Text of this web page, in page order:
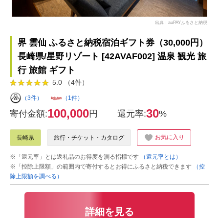
出典：auPAYふるさと納税
界 雲仙 ふるさと納税宿泊ギフト券（30,000円）
長崎県/星野リゾート [42AVAF002] 温泉 観光 旅
行 旅館 ギフト
5.0 （4件）
（3件） （1件）
寄付金額:100,000円 還元率:30%
長崎県 旅行・チケット・カタログ お気に入り
※「還元率」とは返礼品のお得度を測る指標です
（還元率とは）
※「控除上限額」の範囲内で寄付するとお得にふるさと納税できます
（控
除上限額を調べる）
詳細を見る